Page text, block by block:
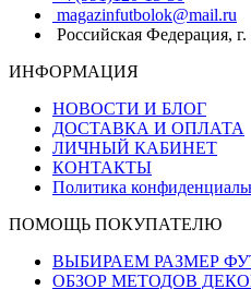
magazinfutbolok@mail.ru
Российская Федерация,
ИНФОРМАЦИЯ
НОВОСТИ И БЛОГ
ДОСТАВКА И ОПЛАТА
ЛИЧНЫЙ КАБИНЕТ
КОНТАКТЫ
Политика
ПОМОЩЬ ПОКУПАТЕЛЮ
ВЫБИРАЕМ РАЗМЕР
ОБЗОР МЕТОДОВ